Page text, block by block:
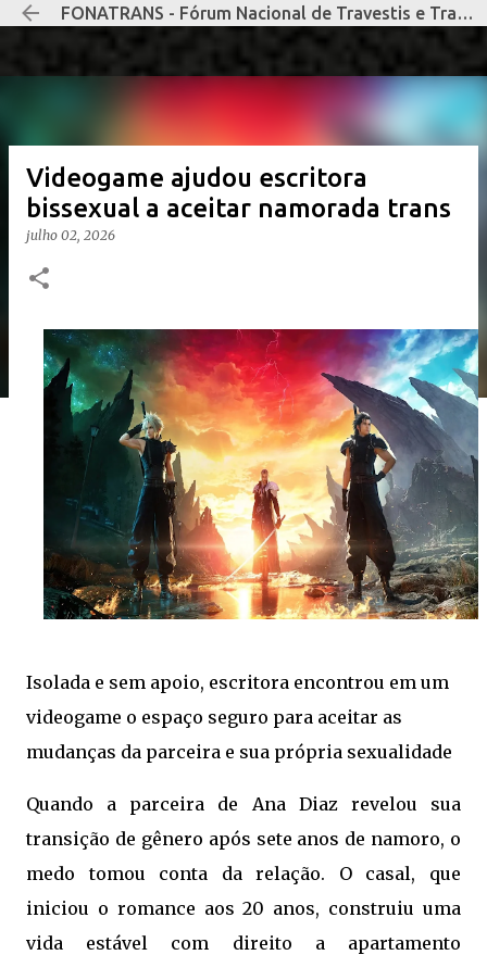
Pular para o conteúdo principal
FONATRANS - Fórum Nacional de Travestis e Transexuais Negras e Negros
Videogame ajudou escritora
bissexual a aceitar namorada trans
julho 02, 2026
Isolada e sem apoio, escritora encontrou em um
videogame o espaço seguro para aceitar as
mudanças da parceira e sua própria sexualidade
Quando a parceira de Ana Diaz revelou sua
transição de gênero após sete anos de namoro, o
medo tomou conta da relação. O casal, que
iniciou o romance aos 20 anos, construiu uma
vida estável com direito a apartamento